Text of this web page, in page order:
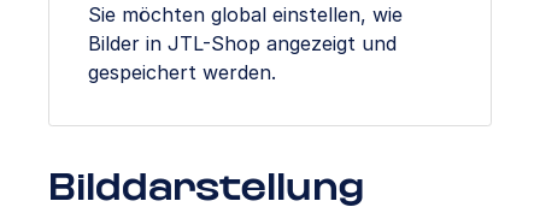
Sie möchten global einstellen, wie
Bilder in JTL-Shop angezeigt und
gespeichert werden.
Bilddarstellung